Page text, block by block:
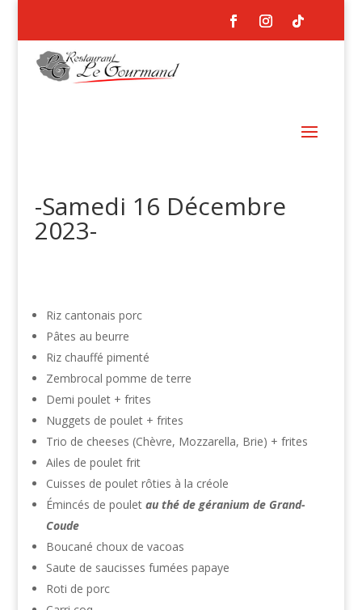
-Samedi 16 Décembre
2023-
Riz cantonais porc
Pâtes au beurre
Riz chauffé pimenté
Zembrocal pomme de terre
Demi poulet + frites
Nuggets de poulet + frites
Trio de cheeses (Chèvre, Mozzarella, Brie) + frites
Ailes de poulet frit
Cuisses de poulet rôties à la créole
Émincés de poulet au thé de géranium de Grand-
Coude
Boucané choux de vacoas
Saute de saucisses fumées papaye
Roti de porc